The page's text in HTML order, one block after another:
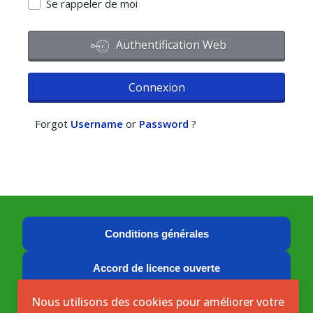
Se rappeler de moi
Authentification Web
Connexion
Forgot Username or Password ?
Conditions générales
Accord de licence ouverte
Licence ouverte ICASEES (CC BY 4.0)
Nous utilisons des cookies pour améliorer votre